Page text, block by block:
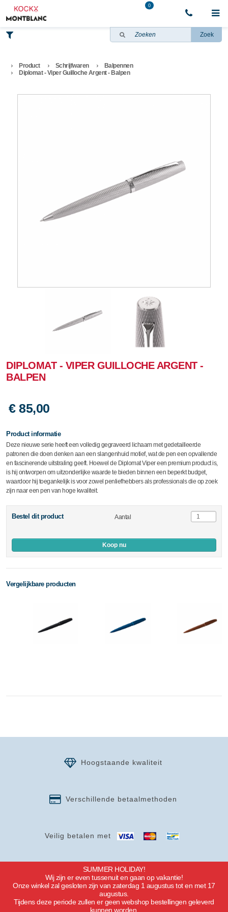
0
Zoek
Product Schrijfwaren
Balpennen
Diplomat - Viper Guilloche Argent - Balpen
DIPLOMAT - VIPER GUILLOCHE ARGENT -
BALPEN
€ 85,00
Product informatie
Deze nieuwe serie heeft een volledig gegraveerd lichaam met gedetailleerde
patronen die doen denken aan een slangenhuid motief, wat de pen een opvallende
en fascinerende uitstraling geeft. Hoewel de Diplomat Viper een premium product is,
is hij ontworpen om uitzonderlijke waarde te bieden binnen een beperkt budget,
waardoor hij toegankelijk is voor zowel penliefhebbers als professionals die op zoek
zijn naar een pen van hoge kwaliteit.
Bestel dit product Aantal
Koop nu
Vergelijkbare producten
Veilig betalen met
Verschillende betaalmethoden
Hoogstaande kwaliteit
SUMMER HOLIDAY!
Wij zijn er even tussenuit en gaan op vakantie!
Onze winkel zal gesloten zijn van zaterdag 1 augustus tot en met 17
augustus.
Tijdens deze periode zullen er geen webshop bestellingen geleverd
kunnen worden.